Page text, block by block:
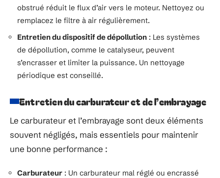
obstrué réduit le flux d’air vers le moteur. Nettoyez ou
remplacez le filtre à air régulièrement.
Entretien du dispositif de dépollution : Les systèmes
de dépollution, comme le catalyseur, peuvent
s’encrasser et limiter la puissance. Un nettoyage
périodique est conseillé.
Entretien du carburateur et de l’embrayage
Le carburateur et l’embrayage sont deux éléments
souvent négligés, mais essentiels pour maintenir
une bonne performance :
Carburateur : Un carburateur mal réglé ou encrassé